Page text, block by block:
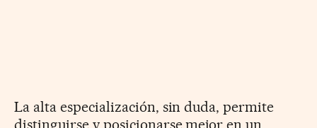
La alta especialización, sin duda, permite